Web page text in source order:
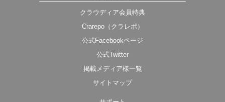
クラウディア会員特典
Crarepo（クラレポ）
公式Facebookページ
公式Twitter
掲載メディア様一覧
サイトマップ